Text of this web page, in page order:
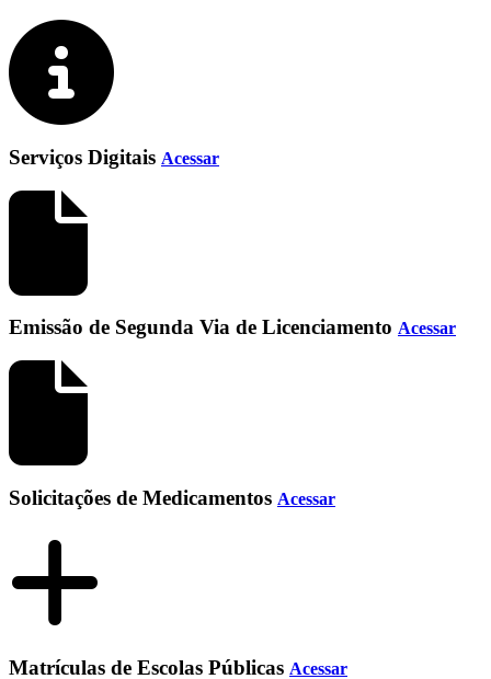
Serviços Digitais Acessar
Emissão de Segunda Via de Licenciamento Acessar
Solicitações de Medicamentos Acessar
Matrículas de Escolas Públicas Acessar